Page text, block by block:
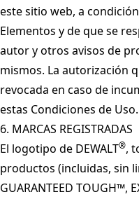
este sitio web, a
Elementos y de que se
autor y otros avisos de
mismos. La autorización
revocada en caso de
estas Condiciones de Uso.
6. MARCAS REGISTRADAS
El logotipo de DEWALT®,
productos (incluidas, sin
GUARANTEED TOUGH™,